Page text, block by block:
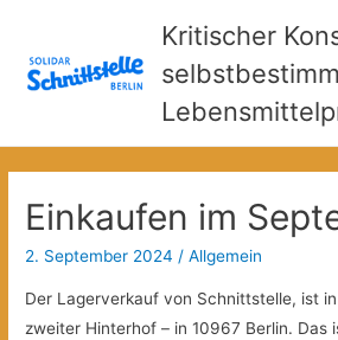
Kritischer
Einkaufen im
2. September 2024 /Allgemein
Der Lagerverkauf von Schnittstelle, ist
zweiter Hinterhof – in 10967 Berlin. Das